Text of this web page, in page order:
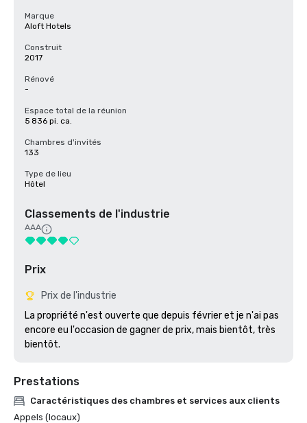
Marque
Aloft Hotels
Construit
2017
Rénové
-
Espace total de la réunion
5 836 pi. ca.
Chambres d'invités
133
Type de lieu
Hôtel
Classements de l'industrie
AAA
Prix
Prix de l'industrie
La propriété n'est ouverte que depuis février et je n'ai pas
encore eu l'occasion de gagner de prix, mais bientôt, très
bientôt.
Prestations
Caractéristiques des chambres et services aux clients
Appels (locaux)